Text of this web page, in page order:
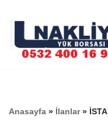
geç
Anasayfa » İlanlar»